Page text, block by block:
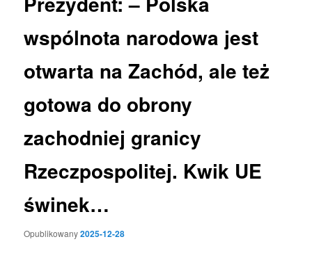
wspólnota narodowa jest
otwarta na Zachód, ale też
gotowa do obrony
zachodniej granicy
Rzeczpospolitej. Kwik UE
świnek…
Opublikowany2025-12-28